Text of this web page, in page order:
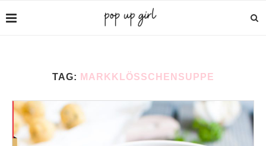
TAG: MARKKLÖSSCHENSUPPE